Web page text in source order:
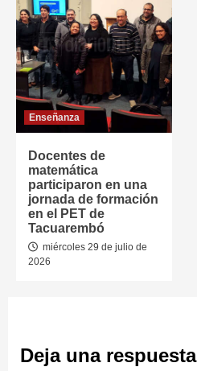
Enseñanza
Docentes de
matemática
participaron en una
jornada de formación
en el PET de
Tacuarembó
miércoles 29 de julio de
2026
Deja una respuesta